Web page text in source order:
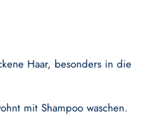
Haar, besonders in die
mit Shampoo waschen.